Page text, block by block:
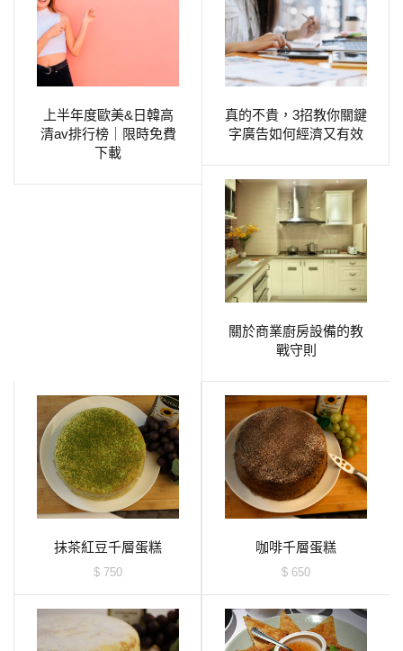
上半年度歐美&日韓高
清av排行榜｜限時免費
下載
真的不貴，3招教你關鍵
字廣告如何經濟又有效
關於商業廚房設備的教
戰守則
抹茶紅豆千層蛋糕
$ 750
咖啡千層蛋糕
$ 650